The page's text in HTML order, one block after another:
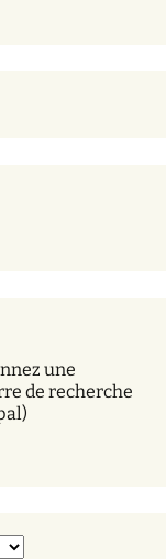
une
de recherche